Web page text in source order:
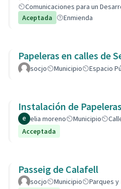
Comunicaciones para un
Aceptada
Enmienda
Papeleras en calles de
socjo Municipio Espacio
Instalación de Papeleras
elia moreno Municipio
Acceptada
Passeig de Calafell
socjo Municipio Parques